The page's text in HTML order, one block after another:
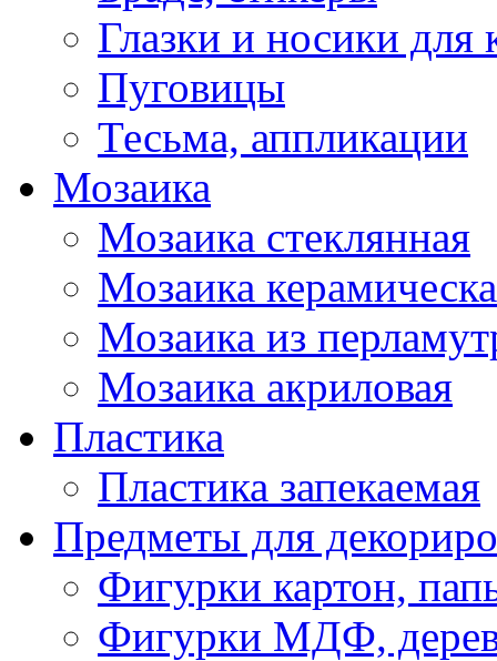
Глазки и носики для
Пуговицы
Тесьма, аппликации
Мозаика
Мозаика стеклянная
Мозаика
Мозаика из
Мозаика акриловая
Пластика
Пластика запекаемая
Предметы для
Фигурки картон,
Фигурки МДФ,